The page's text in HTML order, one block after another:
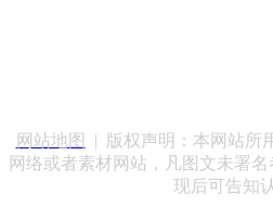
网站地图
| 版权声明：本网站所
网络或者素材网站，凡图文未署
现后可告知